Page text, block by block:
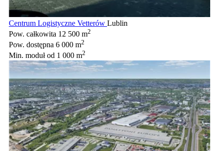
Centrum Logistyczne Vetterów Lublin
Pow. całkowita 12 500 m2
Pow. dostępna 6 000 m2
Min. modułod 1 000 m2